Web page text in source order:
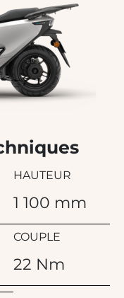
HAUTEUR
1 100 mm
COUPLE
22 Nm